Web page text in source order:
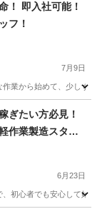
！ 即入社可能！
フ！
7月9日
業から始めて、少し
ぎたい方必見！
作業製造スタッ
6月23日
初心者でも安心して